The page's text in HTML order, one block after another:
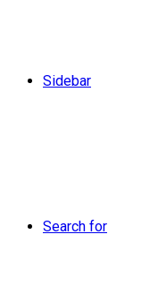
Sidebar
Search for